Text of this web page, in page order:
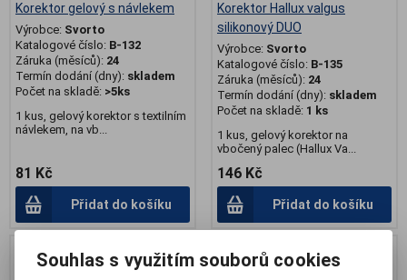
Korektor gelový s návlekem
Výrobce: Svorto
Katalogové číslo: B-132
Záruka (měsíců): 24
Termín dodání (dny): skladem
Počet na skladě: >5ks
1 kus, gelový korektor s textilním
návlekem, na vb...
81 Kč
Přidat do košíku
Korektor Hallux valgus
silikonový DUO
Výrobce: Svorto
Katalogové číslo: B-135
Záruka (měsíců): 24
Termín dodání (dny): skladem
Počet na skladě: 1 ks
1 kus, gelový korektor na
vbočený palec (Hallux Va...
146 Kč
Přidat do košíku
Souhlas s využitím souborů cookies